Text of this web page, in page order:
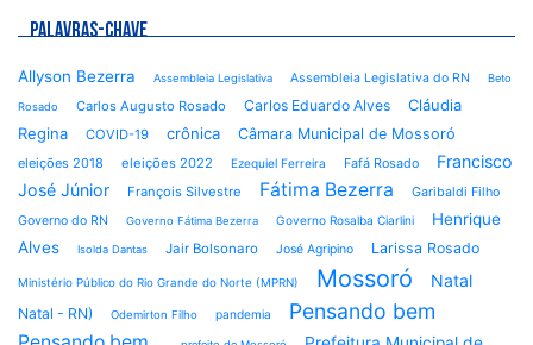
PALAVRAS-CHAVE
Allyson Bezerra Assembleia Legislativa Assembleia Legislativa do RN Beto
Rosado Carlos Augusto Rosado Carlos Eduardo Alves
Cláudia
Regina
COVID-19 crônica Câmara Municipal de Mossoró
eleições 2018 eleições 2022 Ezequiel Ferreira Fafá Rosado
Francisco
José Júnior
François Silvestre Fátima Bezerra
Garibaldi Filho
Governo do RN
Governo Fátima Bezerra Governo Rosalba Ciarlini
Henrique
Alves
Isolda Dantas Jair Bolsonaro José Agripino Larissa Rosado
Ministério Público do Rio Grande do Norte (MPRN) Mossoró Natal
Natal - RN) Odemirton Filho pandemia Pensando bem